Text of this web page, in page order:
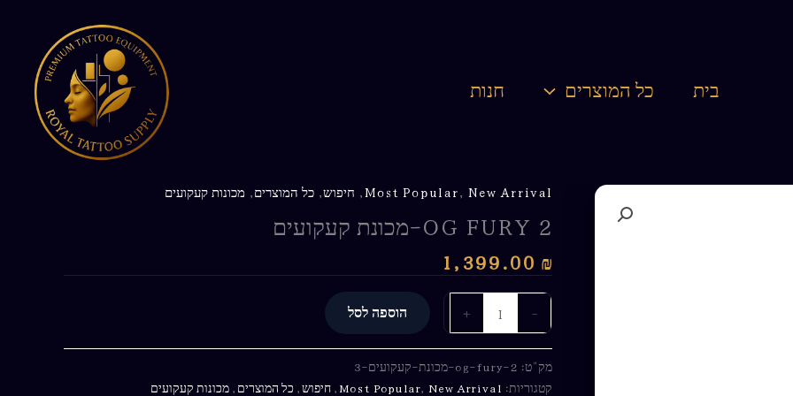
בית כל המוצרים חנות
Most Popular, New Arrival
, חיפוש, כל המוצרים, מכונות קעקועים
OG FURY 2-מכונת קעקועים
1,399.00 ₪
-
+ הוספה לסל
מק"ט: og-fury-2-מכונת-קעקועים-3
קטגוריות:
Most Popular, New Arrival
, חיפוש, כל המוצרים , מכונות קעקועים